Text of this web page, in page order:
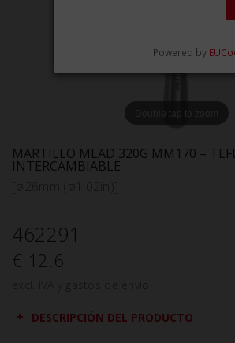
Double tap to zoom
MARTILLO MEAD 320G MM170 –
INTERCAMBIABLE
462291
€ 12.6
DESCRIPCIÓN DEL PRODUCTO
Powered by